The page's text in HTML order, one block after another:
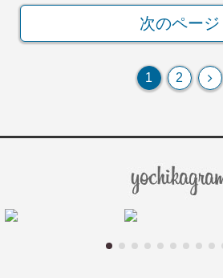
次のページ
1 2
次
へ